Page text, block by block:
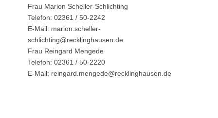
Frau Marion Scheller-Schlichting
Telefon: 02361 / 50-2242
E-Mail: marion.scheller-
schlichting@recklinghausen.de
Frau Reingard Mengede
Telefon: 02361 / 50-2220
E-Mail: reingard.mengede@recklinghausen.de